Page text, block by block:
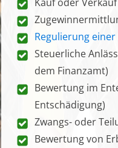
Regulierung
Steuerliche
dem Finanzamt)
Bewertung im
Entschädigung)
Zwangs- oder
Bewertung von